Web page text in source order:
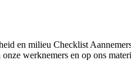
en milieu Checklist
werknemers en op ons